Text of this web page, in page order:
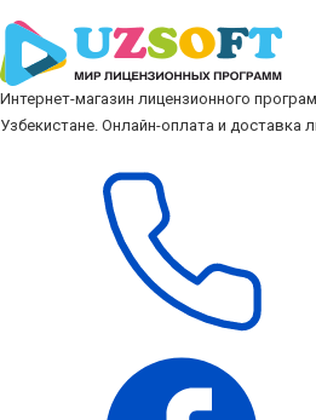
Интернет-магазин лицензионного
Узбекистане. Онлайн-оплата и доставка